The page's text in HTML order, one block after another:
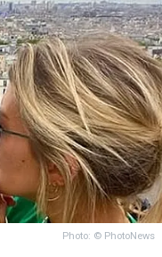
Photo: © PhotoNews